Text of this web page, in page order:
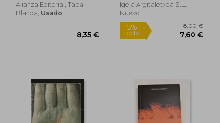
5%
Alianza Editorial, Tapa
Blanda, Usado
Igela Argitaletxea S.l.,
Nuevo